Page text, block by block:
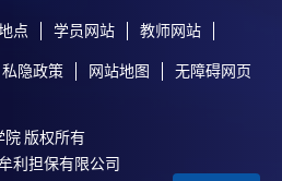
点 学员网站 教师网站
私隐政策 网站地图 无障碍网页
版权所有
利担保有限公司